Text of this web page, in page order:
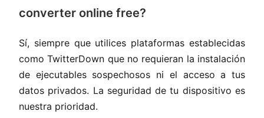
converter online free?
Sí, siempre que utilices plataformas establecidas
como TwitterDown que no requieran la instalación
de ejecutables sospechosos ni el acceso a tus
datos privados. La seguridad de tu dispositivo es
nuestra prioridad.